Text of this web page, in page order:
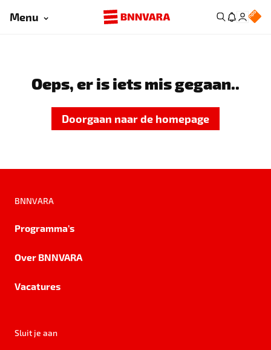
Menu
Oeps, er is iets mis gegaan..
Doorgaan naar de homepage
BNNVARA
Programma's
Over BNNVARA
Vacatures
Sluit je aan